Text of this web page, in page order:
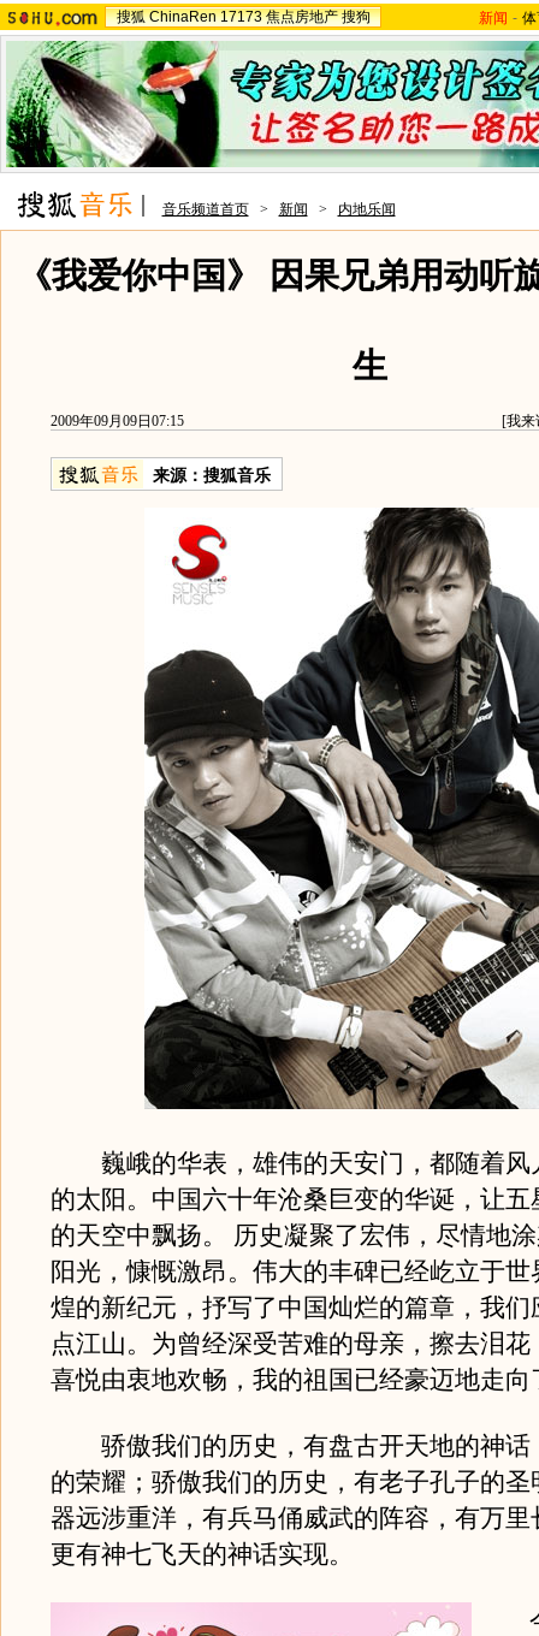
搜狐 ChinaRen 17173 焦点房地产 搜狗 新闻 -
音乐频道首页 > 新闻 > 内地乐闻
《我爱你中国》 因果兄弟用动听
生
2009年09月09日07:15 [我来
来源： 搜狐音乐
巍峨的华表，雄伟的天安门，都随着风
的太阳。中国六十年沧桑巨变的华诞，让五
的天空中飘扬。 历史凝聚了宏伟，尽情地
阳光，慷慨激昂。伟大的丰碑已经屹立于
煌的新纪元，抒写了中国灿烂的篇章，我们
点江山。为曾经深受苦难的母亲，擦去泪
喜悦由衷地欢畅，我的祖国已经豪迈地走向
骄傲我们的历史，有盘古开天地的神话
的荣耀；骄傲我们的历史，有老子孔子的圣
器远涉重洋，有兵马俑威武的阵容，有万里
更有神七飞天的神话实现。
今